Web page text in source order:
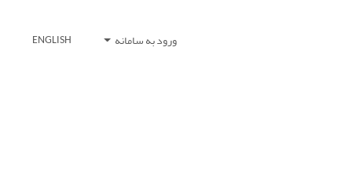
ورود به سامانه ENGLISH